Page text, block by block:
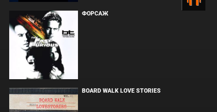
ФОРСАЖ
BOARD WALK LOVE STORIES